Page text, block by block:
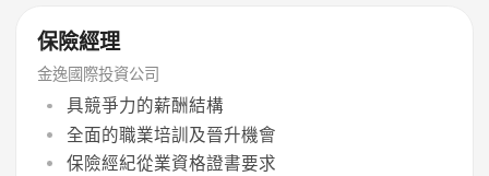
保險經理
金逸國際投資公司
具競爭力的薪酬結構
全面的職業培訓及晉升機會
保險經紀從業資格證書要求